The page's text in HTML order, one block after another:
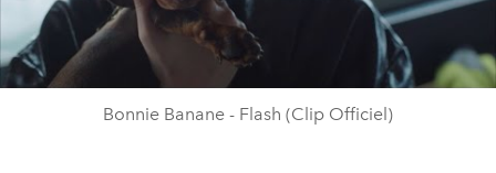
Video
Bonnie Banane - Flash (Clip Officiel)